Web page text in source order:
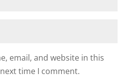
email, and website in this
time I comment.